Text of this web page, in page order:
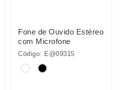
Fone de Ouvido Estéreo
com Microfone
Código: E@09315